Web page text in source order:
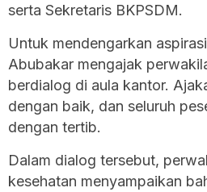
serta Sekretaris BKPSDM.
Untuk mendengarkan
Abubakar mengajak
berdialog di aula kantor.
dengan baik, dan seluruh
dengan tertib.
Dalam dialog tersebut,
kesehatan menyampaikan